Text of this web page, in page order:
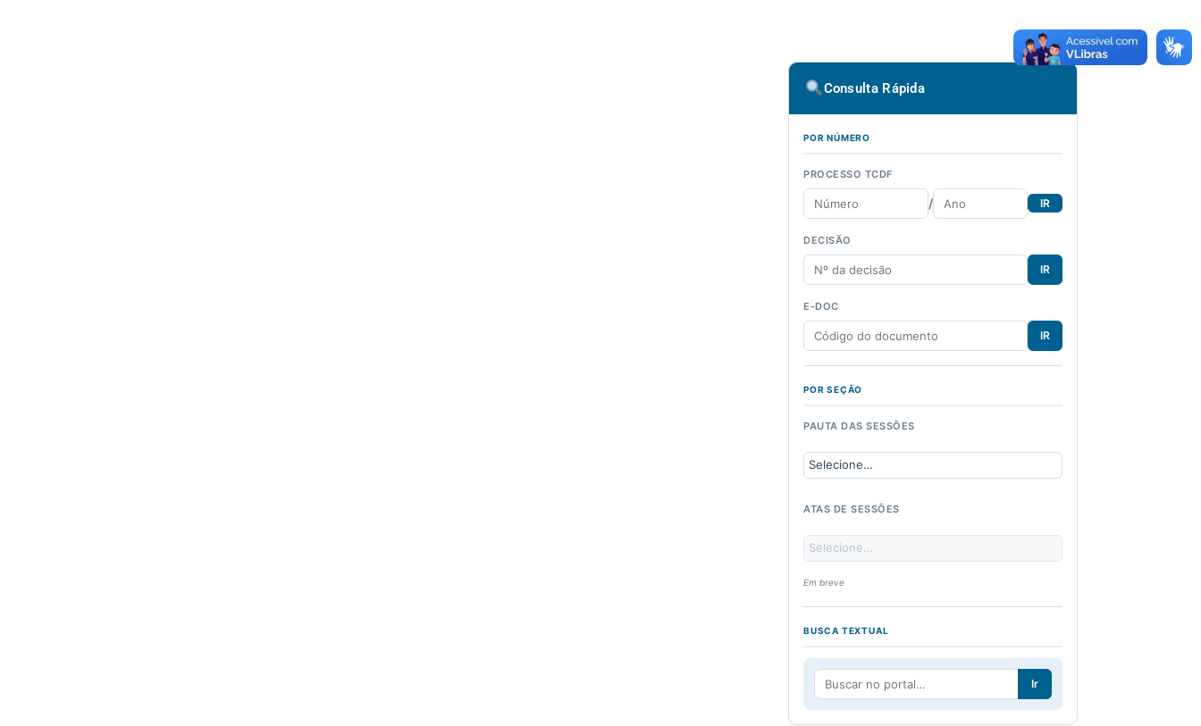
Consulta Rápida
POR NÚMERO
PROCESSO TCDF
/ IR
DECISÃO
IR
E-DOC
IR
POR SEÇÃO
PAUTA DAS SESSÕES
ATAS DE SESSÕES
Em breve
BUSCA TEXTUAL
Ir